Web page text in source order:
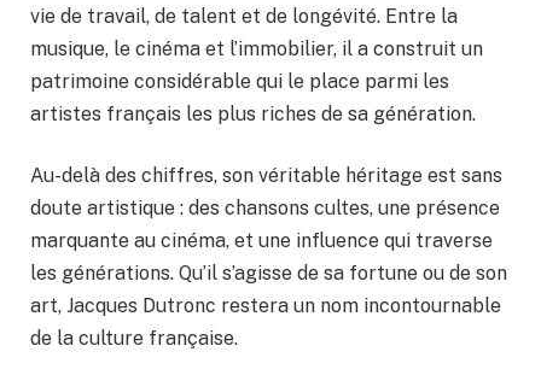
vie de travail, de talent et de longévité. Entre la
musique, le cinéma et l’immobilier, il a construit un
patrimoine considérable qui le place parmi les
artistes français les plus riches de sa génération.
Au-delà des chiffres, son véritable héritage est sans
doute artistique : des chansons cultes, une présence
marquante au cinéma, et une influence qui traverse
les générations. Qu’il s’agisse de sa fortune ou de son
art, Jacques Dutronc restera un nom incontournable
de la culture française.